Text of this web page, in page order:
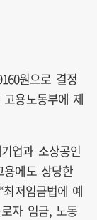
원으로 결정
용노동부에 제
업과 소상공인
에도 상당한
저임금법에 예
자 임금, 노동